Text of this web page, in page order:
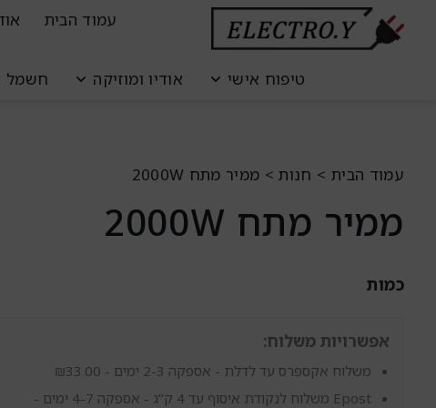
עמוד הבית
טיפוח אישי אודיו ומוזיקה חשמל
עמוד הבית > חנות> ממיר מתח 2000W
ממיר מתח 2000W
כמות
אפשרויות משלוח:
משלוח אקספרס עד לדלת - אספקה 2-3 ימים - ₪33.00
Epost משלוח לנקודת איסוף עד 4 ק"ג - אספקה 4-7 ימים -
ממיר
מתח